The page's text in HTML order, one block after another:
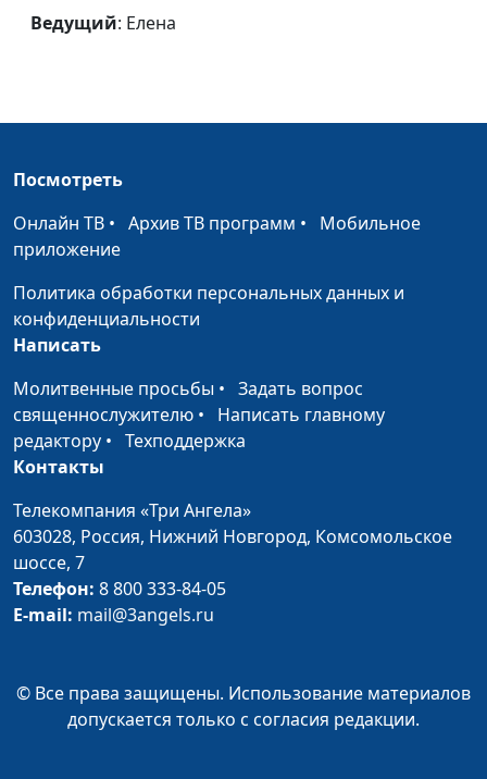
Людмила
Диана Диана #1
Ведущий: Елена
Посмотреть
Онлайн ТВ • Архив ТВ программ • Мобильное
приложение
Политика обработки персональных данных и
конфиденциальности
Написать
Молитвенные просьбы • Задать вопрос
священнослужителю • Написать главному
редактору • Техподдержка
Контакты
Телекомпания «Три Ангела»
603028, Россия, Нижний Новгород, Комсомольское
шоссе, 7
Телефон: 8 800 333-84-05
E-mail: mail@3angels.ru
© Все права защищены. Использование материалов
допускается только с согласия редакции.